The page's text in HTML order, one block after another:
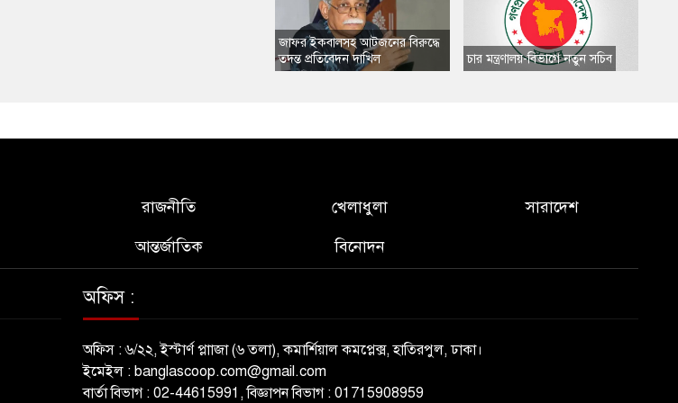
​জাফর ইকবালসহ আটজনের বিরুদ্ধে
তদন্ত প্রতিবেদন দাখিল
​চার মন্ত্রণালয়-বিভাগে নতুন সচিব
রাজনীতি
আন্তর্জাতিক
খেলাধুলা
বিনোদন
সারাদেশ
অফিস :
অফিস : ৬/২২, ইস্টার্ণ প্লাাজা (৬ তলা), কমার্শিয়াল কমপ্লেক্স, হাতিরপুল, ঢাকা।
ইমেইল : banglascoop.com@gmail.com
বার্তা বিভাগ : 02-44615991, বিজ্ঞাপন বিভাগ : 01715908959